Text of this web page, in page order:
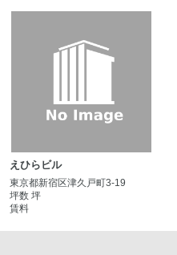
えひらビル
東京都新宿区津久戸町3-19
坪数 坪
賃料